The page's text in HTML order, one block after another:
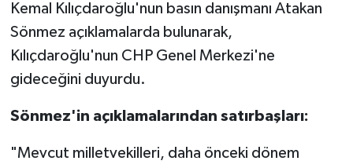
Kemal Kılıçdaroğlu'nun basın danışmanı Atakan
Sönmez açıklamalarda bulunarak,
Kılıçdaroğlu'nun CHP Genel Merkezi'ne
gideceğini duyurdu.
Sönmez'in açıklamalarından satırbaşları:
"Mevcut milletvekilleri, daha önceki dönem